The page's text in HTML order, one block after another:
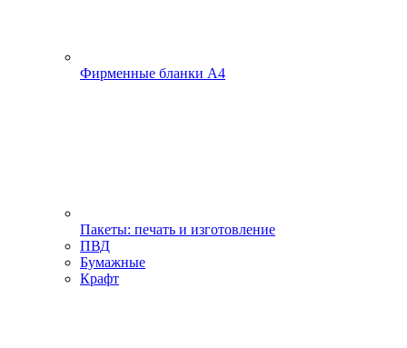
Фирменные бланки А4
Пакеты: печать и изготовление
ПВД
Бумажные
Крафт